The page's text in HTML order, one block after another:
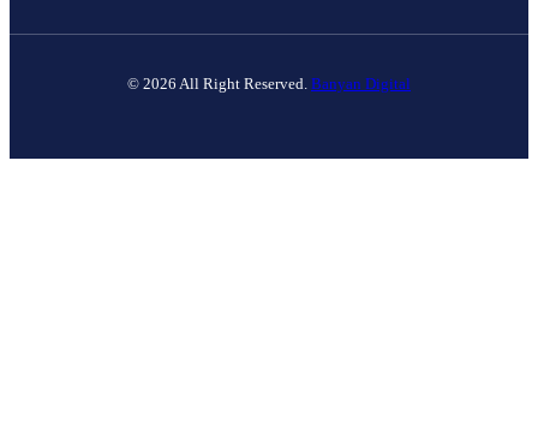
© 2026 All Right Reserved. Banyan Digital